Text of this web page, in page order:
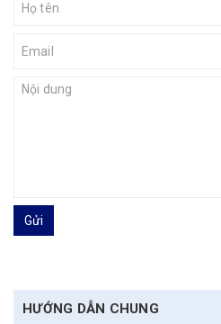
Gửi
HƯỚNG DẪN CHUNG